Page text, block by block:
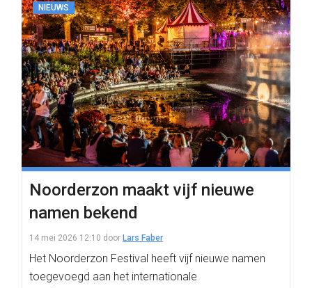
NIEUWS
Noorderzon maakt vijf nieuwe
namen bekend
14 mei 2026 12:10 door Lars Faber
Het Noorderzon Festival heeft vijf nieuwe namen
toegevoegd aan het internationale